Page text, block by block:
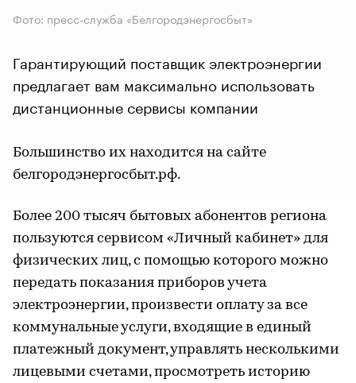
Фото: пресс-служба «Белгородэнергосбыт»
Гарантирующий поставщик электроэнергии
предлагает вам максимально использовать
дистанционные сервисы компании
Большинство их находится на сайте
белгородэнергосбыт.рф.
Более 200 тысяч бытовых абонентов региона
пользуются сервисом «Личный кабинет» для
физических лиц, с помощью которого можно
передать показания приборов учета
электроэнергии, произвести оплату за все
коммунальные услуги, входящие в единый
платежный документ, управлять несколькими
лицевыми счетами, просмотреть историю